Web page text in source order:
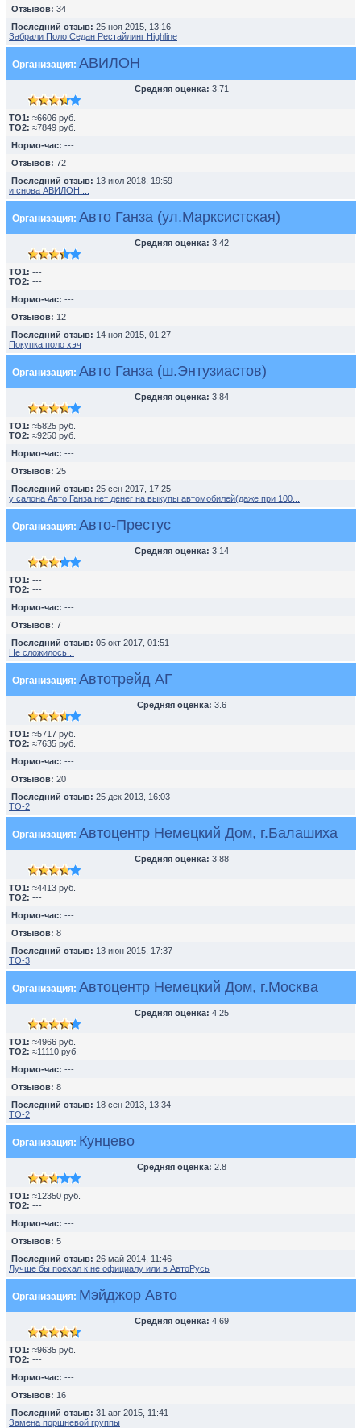
Отзывов: 34
Последний отзыв: 25 ноя 2015, 13:16
Забрали Поло Седан Рестайлинг Highline
Организация: АВИЛОН
Средняя оценка: 3.71
TO1: ≈6606 руб.
TO2: ≈7849 руб.
Нормо-час: ---
Отзывов: 72
Последний отзыв: 13 июл 2018, 19:59
и снова АВИЛОН....
Организация: Авто Ганза (ул.Марксистская)
Средняя оценка: 3.42
TO1: ---
TO2: ---
Нормо-час: ---
Отзывов: 12
Последний отзыв: 14 ноя 2015, 01:27
Покупка поло хэч
Организация: Авто Ганза (ш.Энтузиастов)
Средняя оценка: 3.84
TO1: ≈5825 руб.
TO2: ≈9250 руб.
Нормо-час: ---
Отзывов: 25
Последний отзыв: 25 сен 2017, 17:25
у салона Авто Ганза нет денег на выкупы автомобилей(даже при 100...
Организация: Авто-Престус
Средняя оценка: 3.14
TO1: ---
TO2: ---
Нормо-час: ---
Отзывов: 7
Последний отзыв: 05 окт 2017, 01:51
Не сложилось...
Организация: Автотрейд АГ
Средняя оценка: 3.6
TO1: ≈5717 руб.
TO2: ≈7635 руб.
Нормо-час: ---
Отзывов: 20
Последний отзыв: 25 дек 2013, 16:03
ТО-2
Организация: Автоцентр Немецкий Дом, г.Балашиха
Средняя оценка: 3.88
TO1: ≈4413 руб.
TO2: ---
Нормо-час: ---
Отзывов: 8
Последний отзыв: 13 июн 2015, 17:37
ТО-3
Организация: Автоцентр Немецкий Дом, г.Москва
Средняя оценка: 4.25
TO1: ≈4966 руб.
TO2: ≈11110 руб.
Нормо-час: ---
Отзывов: 8
Последний отзыв: 18 сен 2013, 13:34
TO-2
Организация: Кунцево
Средняя оценка: 2.8
TO1: ≈12350 руб.
TO2: ---
Нормо-час: ---
Отзывов: 5
Последний отзыв: 26 май 2014, 11:46
Лучше бы поехал к не официалу или в АвтоРусь
Организация: Мэйджор Авто
Средняя оценка: 4.69
TO1: ≈9635 руб.
TO2: ---
Нормо-час: ---
Отзывов: 16
Последний отзыв: 31 авг 2015, 11:41
Замена поршневой группы